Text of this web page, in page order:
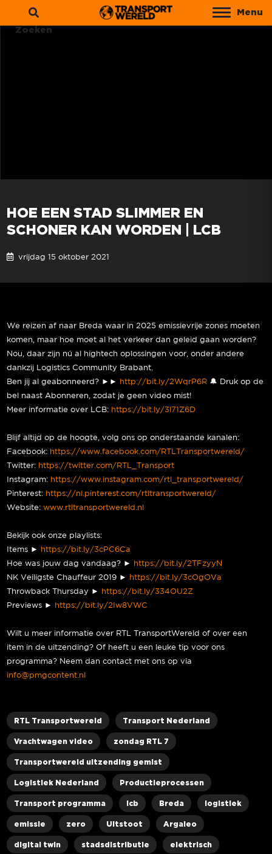
Menu
Zoeken
HOE EEN STAD SLIMMER EN
SCHONER KAN WORDEN | LCB
vrijdag 15 oktober 2021
We reizen af naar Breda waar in 2025 emissievrije zones moeten
komen, maar hoe moet al het verkeer dan geleid gaan worden?
Nou, daar zijn nú al hightech oplossingen voor, onder andere
dankzij Logistics Community Brabant.
Ben jij al geabonneerd? ►► http://bit.ly/2WqrP6R 🔔 Druk op de
bel naast Abonneren, zodat je geen video mist!
Meer informatie over LCB: https://bit.ly/3l71Z6D
Blijf altijd op de hoogte, volg ons op onderstaande kanalen:
Facebook: https://www.facebook.com/RTLTransportwereld/
Twitter: https://twitter.com/RTL_Transport
Instagram: https://www.instagram.com/rtl_transportwereld/
Pinterest: https://nl.pinterest.com/rtltransportwereld/
Website:www.rtltransportwereld.nl
Bekijk ook onze playlists:
Items ► https://bit.ly/3cPC6Ca
Hoe was jouw dag vandaag? ► https://bit.ly/2TFzyyN
NK Veiligste Chauffeur 2019 ► https://bit.ly/3cOgOVa
Throwback Thursday ► https://bit.ly/334OU2Z
Previews ► https://bit.ly/2Iw8VWC
Wilt u meer informatie over RTL TransportWereld of over een
item in de uitzending? Of heeft u een leuke tip voor ons
programma? Neem dan contact met ons op via
info@pmgcontent.nl
RTL Transportwereld Transport Nederland
Vrachtwagen video zondag RTL 7
Transportwereld uitzending gemist
Logistiek Nederland Productieprocessen
Transport programma lcb Breda logistiek
emissie zero Uitstoot Argaleo
digital twin stadsdistributie elektrisch